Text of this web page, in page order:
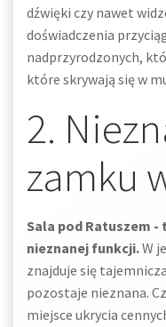
dźwięki czy nawet
doświadczenia
nadprzyrodzonych,
które skrywają się w
2.
zamku
Sala pod Ratuszem
nieznanej funkcji.W
znajduje się
pozostaje nieznana.
miejsce ukrycia